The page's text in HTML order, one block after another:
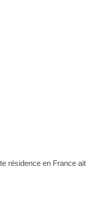
résidence en France ait